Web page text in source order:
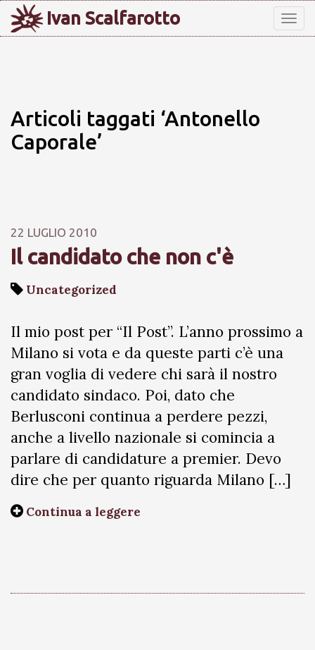
Ivan Scalfarotto
Articoli taggati ‘Antonello
Caporale’
22 LUGLIO 2010
Il candidato che non c'è
Uncategorized
Il mio post per “Il Post”. L’anno prossimo a
Milano si vota e da queste parti c’è una
gran voglia di vedere chi sarà il nostro
candidato sindaco. Poi, dato che
Berlusconi continua a perdere pezzi,
anche a livello nazionale si comincia a
parlare di candidature a premier. Devo
dire che per quanto riguarda Milano […]
Continua a leggere